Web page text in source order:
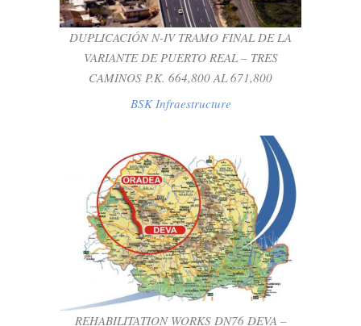
DUPLICACIÓN N-IV TRAMO FINAL DE LA
VARIANTE DE PUERTO REAL – TRES
CAMINOS P.K. 664,800 AL 671,800
BSK Infraestructure
REHABILITATION WORKS DN76 DEVA –
ORADEA. CONTRACT 5R11 DN76 BAIA
DE CRIS – VARFURILE. KM 40+000 – KM
69+350
REHABILITATION WORKS DN76 DEVA –